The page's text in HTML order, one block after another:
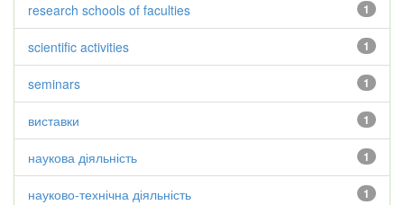
1
research schools of faculties
1
scientific activities
1
seminars
1
виставки
1
наукова діяльність
1
науково-технічна діяльність